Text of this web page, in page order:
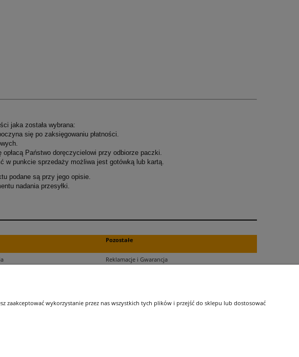
jaka została wybrana:
się po zaksięgowaniu płatności.
Państwo doręczycielowi przy odbiorze paczki.
w punkcie sprzedaży możliwa jest gotówką lub kartą.
podane są przy jego opisie.
nadania przesyłki.
Pozostałe
Reklamacje i Gwarancja
również na miejscu!
wykorzystanie przez nas wszystkich tych plików i przejść do sklepu lub dostosować